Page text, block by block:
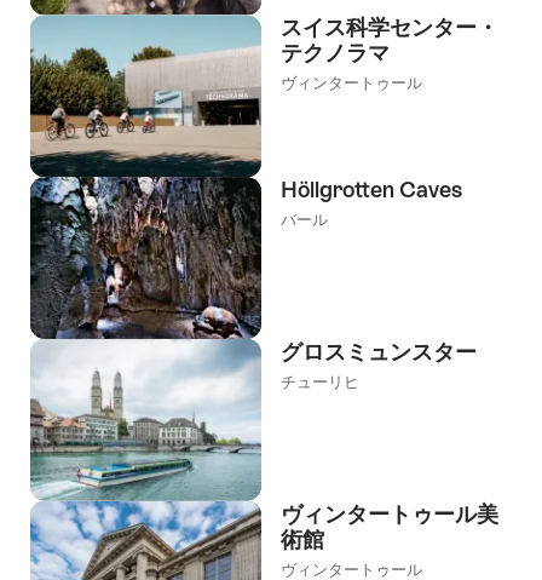
スイス科学センター・
テクノラマ
ヴィンタートゥール
Höllgrotten Caves
バール
グロスミュンスター
チューリヒ
ヴィンタートゥール美
術館
ヴィンタートゥール